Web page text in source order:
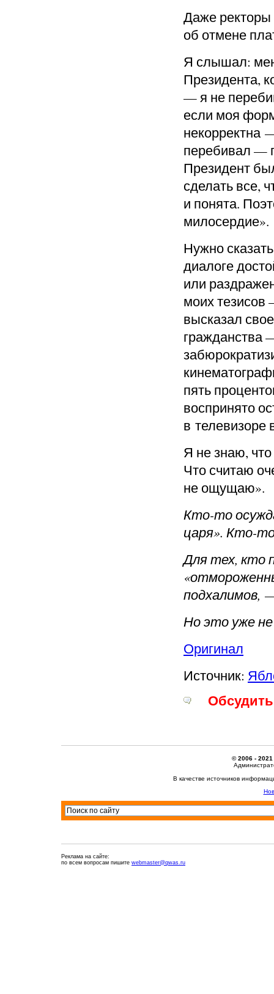
Даже ректоры
об отмене
Я слышал:
Президента,
— я не
если моя
некорректна
перебивал —
Президент
сделать все,
и понята.
милосердие».
Нужно
диалоге
или
моих
высказал
гражданства
пять
воспринято
в
Я не знаю,
Что считаю
не ощущаю».
Кто-то
царя». Кто-
Для тех, кто
подхалимов,
Но это уже
Оригинал
Источник:
© 2006 - 2021
В качестве источников
Реклама на сайте:
по всем вопросам пишите webmaster@qwas.ru